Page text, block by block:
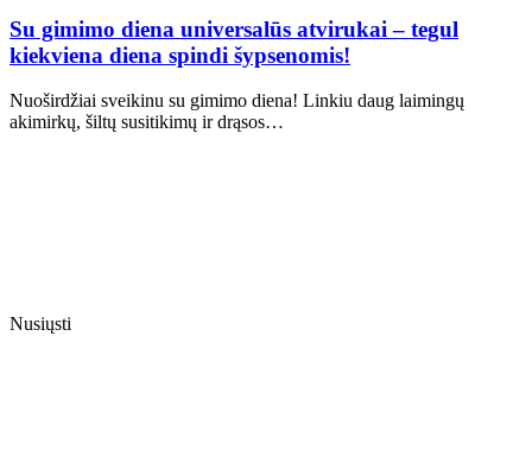
Su gimimo diena universalūs atvirukai – tegul
kiekviena diena spindi šypsenomis!
Nuoširdžiai sveikinu su gimimo diena! Linkiu daug laimingų
akimirkų, šiltų susitikimų ir drąsos…
Nusiųsti